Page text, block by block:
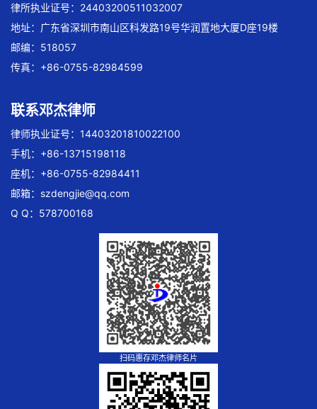
律所执业证号：24403200511032007
地址：广东省深圳市南山区科发路19号华润置地大厦D座19楼
邮编：518057
传真：+86-0755-82984599
联系邓杰律师
律师执业证号：14403201810022100
手机：+86-13715198118
座机：+86-0755-82984411
邮箱： szdengjie@qq.com
Q Q：578700168
扫码惠存邓杰律师名片